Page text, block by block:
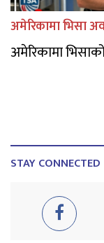
अमेरिकामा भिसा
अमेरिकामा
STAY CONNECTED